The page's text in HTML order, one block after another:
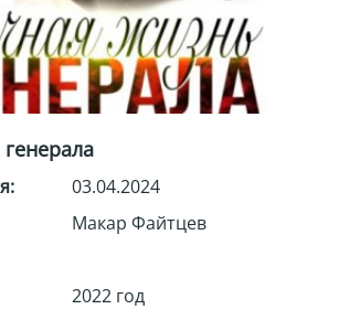
03.04.2024
Макар Файтцев
2022 год